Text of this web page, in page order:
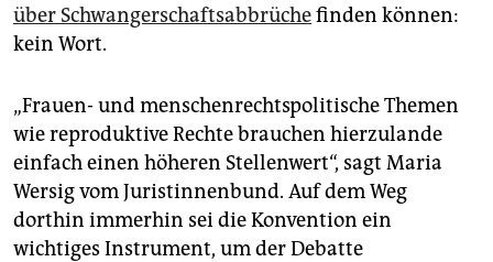
über Schwangerschaftsabbrüchefinden können:
kein Wort.
„Frauen- und men­schen­rechts­politische Themen
wie reproduktive Rechte brauchen hierzulande
einfach einen höheren Stellenwert“, sagt Maria
Wersig vom Juristinnenbund. Auf dem Weg
dorthin immerhin sei die Konvention ein
wichtiges Instrument, um der Debatte